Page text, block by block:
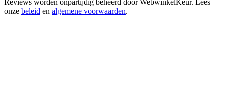
onze beleid en algemene voorwaarden.